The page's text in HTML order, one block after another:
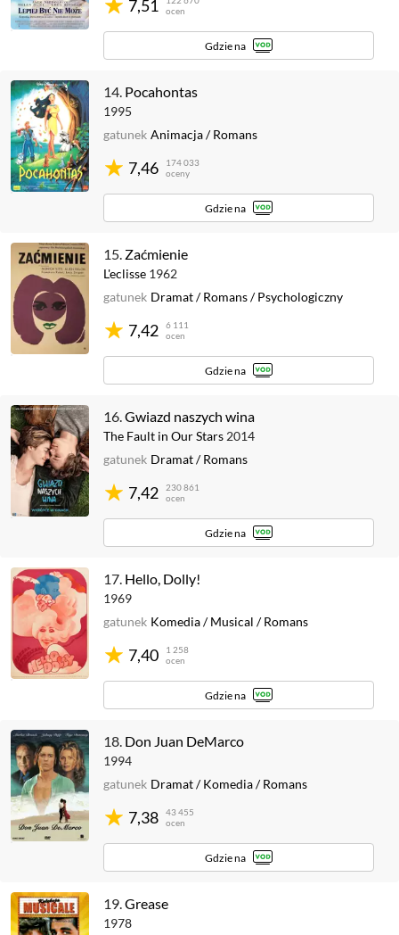
7,51
ocen
Gdzie na
14. Pocahontas
1995
7,46
174 033
oceny
gatunek Animacja/Romans
Gdzie na
15. Zaćmienie
L'eclisse 1962
7,42
6 111
ocen
gatunek Dramat/Romans/Psychologiczny
Gdzie na
16.Gwiazd naszych wina
The Fault in Our Stars 2014
7,42
230 861
ocen
gatunek Dramat/Romans
Gdzie na
17. Hello, Dolly!
1969
7,40
1 258
ocen
gatunek Komedia/Musical /Romans
Gdzie na
18. Don Juan DeMarco
1994
7,38
43 455
ocen
gatunek Dramat/Komedia/Romans
Gdzie na
19.Grease
1978